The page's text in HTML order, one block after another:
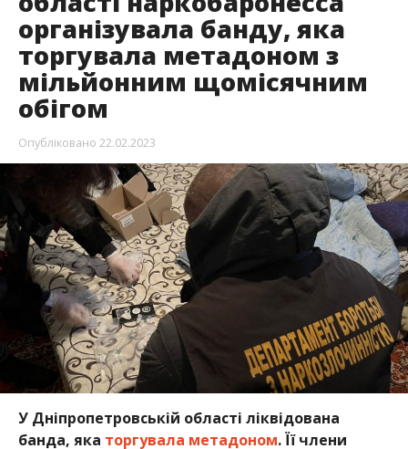
організувала банду, яка
торгувала метадоном з
мільйонним щомісячним
обігом
Опубліковано 22.02.2023
У Дніпропетровській області ліквідована
банда, яка торгувала метадоном. Її члени